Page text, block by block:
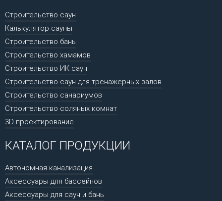
Строительство саун
Калькулятор сауны
Строительство бань
Строительство хамамов
Строительство ИК саун
Строительство саун для тренажерных залов
Строительство санариумов
Строительство соляных комнат
3D проектирование
КАТАЛОГ ПРОДУКЦИИ
Автономная канализация
Аксессуары для бассейнов
Аксессуары для саун и бань